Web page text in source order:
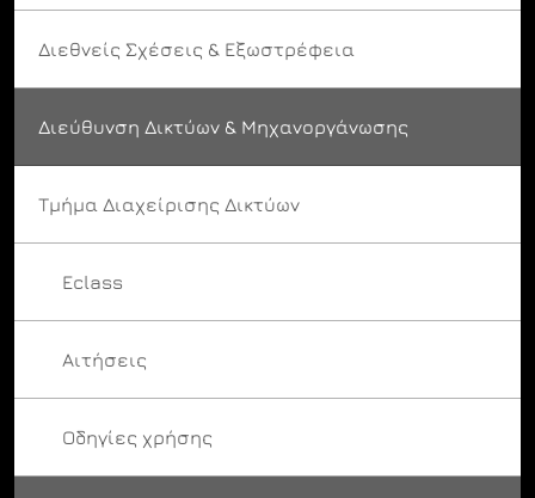
Διεθνείς Σχέσεις & Εξωστρέφεια
Διεύθυνση Δικτύων & Μηχανοργάνωσης
Τμήμα Διαχείρισης Δικτύων
Eclass
Αιτήσεις
Οδηγίες χρήσης